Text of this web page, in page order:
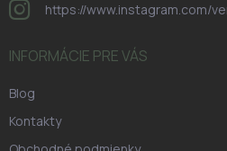
https://www.instagram.com/
INFORMÁCIE PRE VÁS
Blog
Kontakty